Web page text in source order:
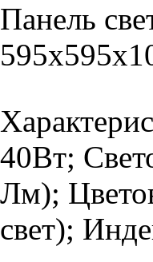
Панель
40Вт;
Лм);
свет);